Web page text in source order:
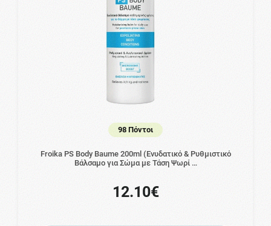
98 Πόντοι
Froika PS Body Baume 200ml (Ενυδατικό & Ρυθμιστικό
Βάλσαμο για Σώμα με Τάση Ψωρί …
12.10€